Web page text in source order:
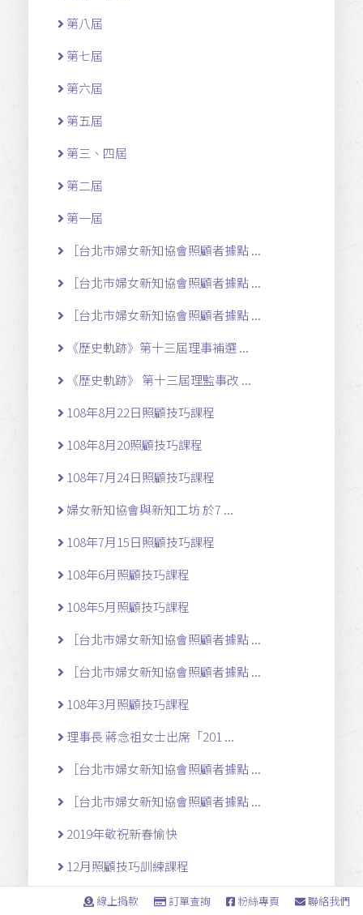
第八屆
第七屆
第六屆
第五屆
第三、四屆
第二屆
第一屆
［台北市婦女新知協會照顧者據點 ...
［台北市婦女新知協會照顧者據點 ...
［台北市婦女新知協會照顧者據點 ...
《歷史軌跡》第十三屆理事補選 ...
《歷史軌跡》 第十三屆理監事改 ...
108年8月22日照顧技巧課程
108年8月20照顧技巧課程
108年7月24日照顧技巧課程
婦女新知協會與新知工坊 於7 ...
108年7月15日照顧技巧課程
108年6月照顧技巧課程
108年5月照顧技巧課程
［台北市婦女新知協會照顧者據點 ...
［台北市婦女新知協會照顧者據點 ...
108年3月照顧技巧課程
理事長 蔣念祖女士出席「201 ...
［台北市婦女新知協會照顧者據點 ...
［台北市婦女新知協會照顧者據點 ...
2019年敬祝新春愉快
12月照顧技巧訓練課程
11月照顧樂學堂開課囉!!
線上捐款 訂單查詢 粉絲專頁 聯絡我們